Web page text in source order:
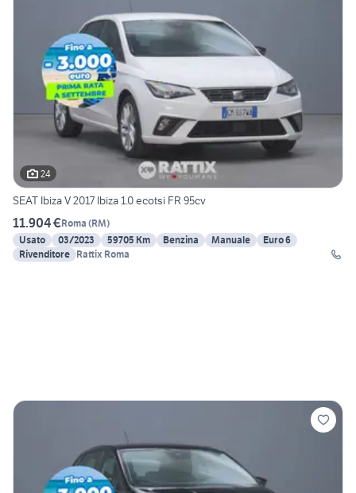
24
SEAT Ibiza V 2017 Ibiza 1.0 ecotsi FR 95cv
11.904 €Roma (RM)
Usato
03/2023 59705 Km Benzina Manuale
Euro 6
Rivenditore Rattix Roma